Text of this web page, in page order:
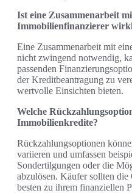
Ist eine Zusammenarbeit
Immobilienfinanzierer
Eine Zusammenarbeit mit
nicht zwingend notwendig,
passenden
der Kreditbeantragung zu
wertvolle Einsichten bieten.
Welche
Immobilienkredite?
Rückzahlungsoptionen
variieren und umfassen
Sondertilgungen oder die
abzulösen. Käufer sollten
besten zu ihrem finanziellen